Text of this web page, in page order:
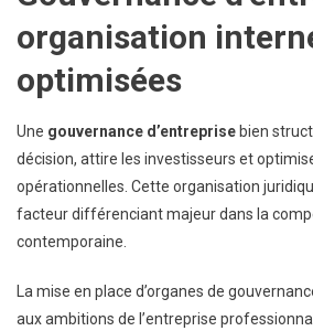
organisation
optimisées
Une gouvernance d’entreprisebien
décision, attire les investisseurs et
opérationnelles. Cette organisation
facteur différenciant majeur dans la
contemporaine.
La mise en place d’organes de
aux ambitions de l’entreprise